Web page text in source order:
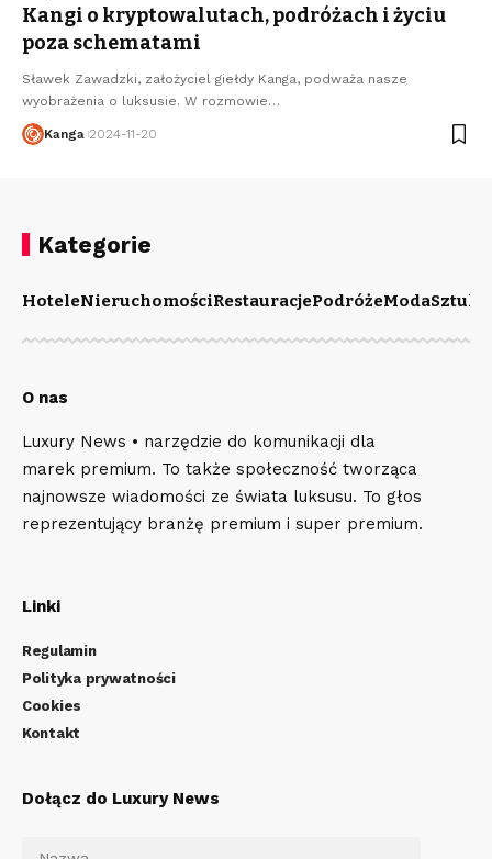
Kangi o kryptowalutach, podróżach i życiu
poza schematami
Sławek Zawadzki, założyciel giełdy Kanga, podważa nasze
wyobrażenia o luksusie. W rozmowie…
Kanga 2024-11-20
Kategorie
HoteleNieruchomościRestauracjePodróżeModaSztuka
O nas
Luxury News • narzędzie do komunikacji dla
marek premium. To także społeczność tworząca
najnowsze wiadomości ze świata luksusu. To głos
reprezentujący branżę premium i super premium.
Linki
Regulamin
Polityka prywatności
Cookies
Kontakt
Dołącz do Luxury News